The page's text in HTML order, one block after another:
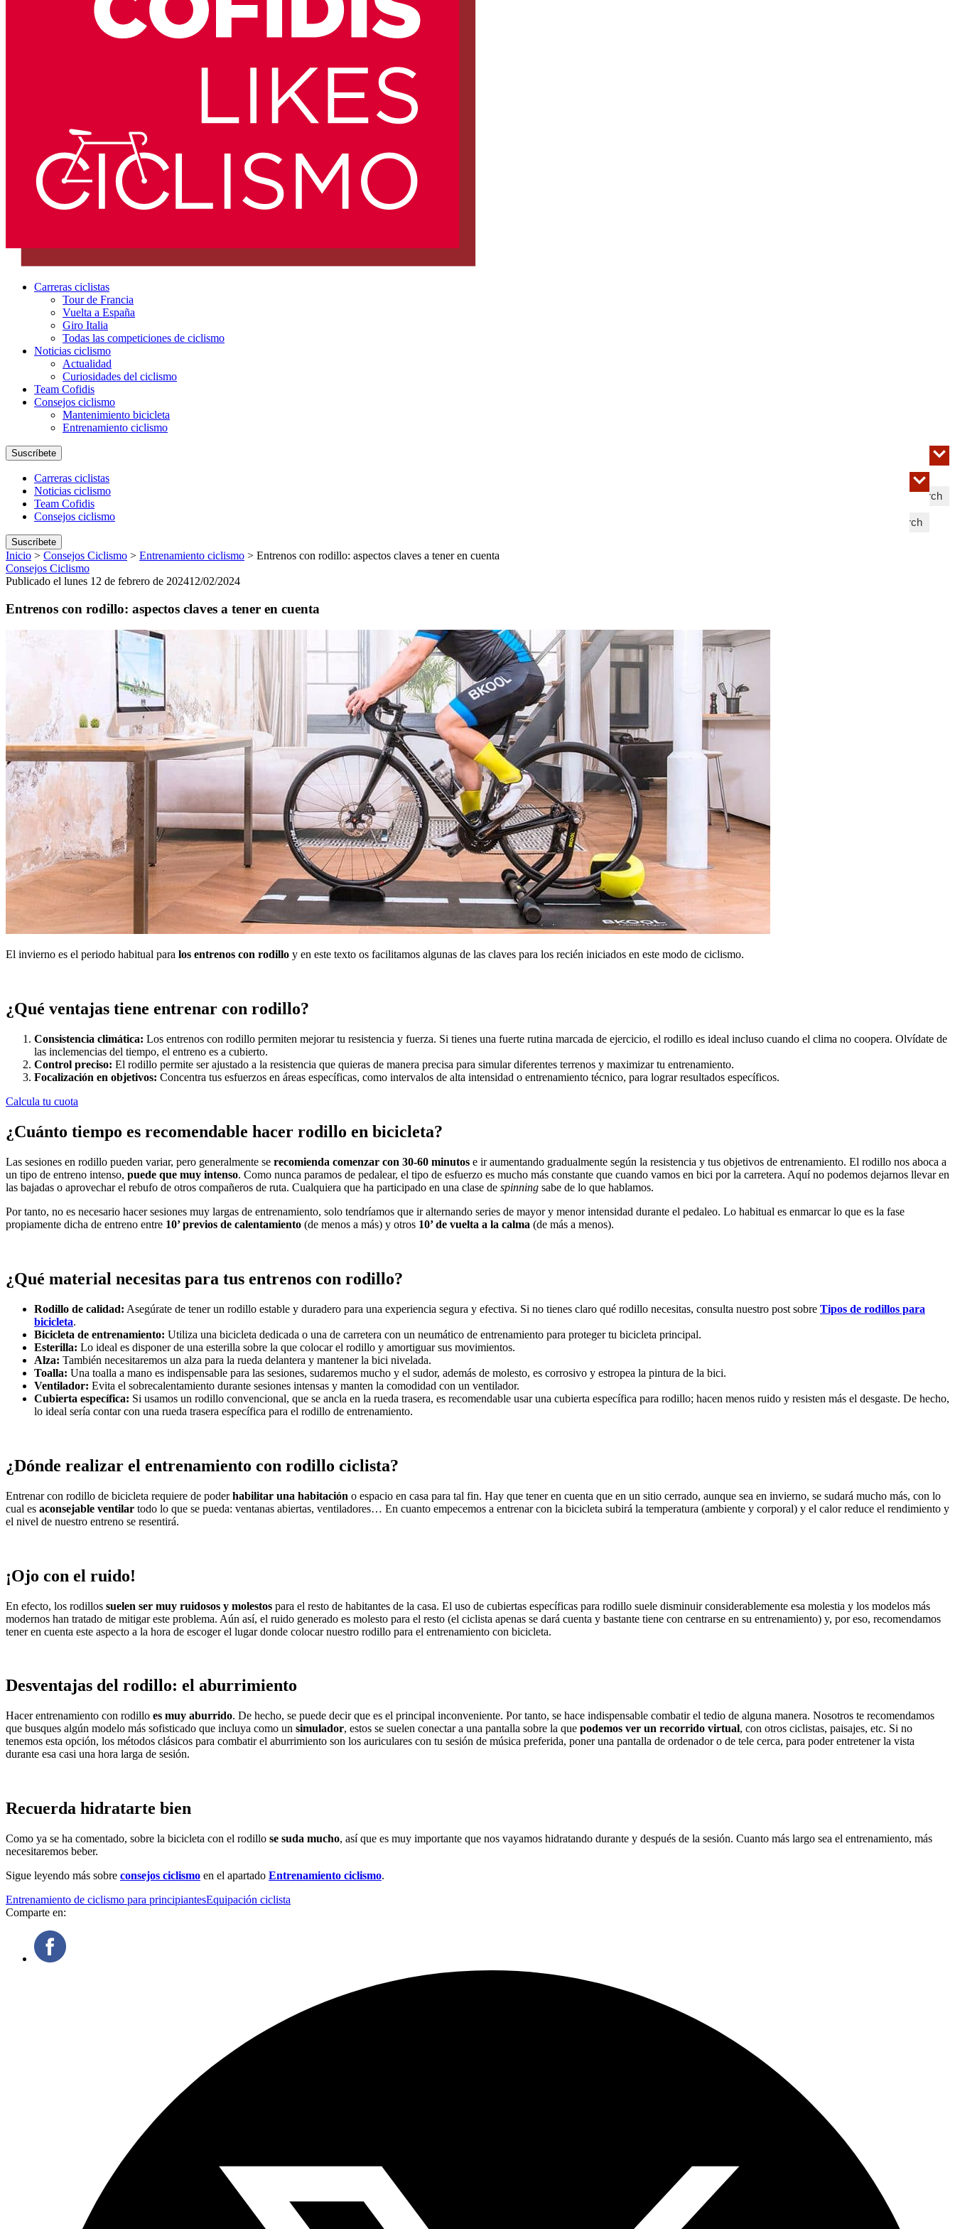
Carreras ciclistas
Tour de Francia
Vuelta a España
Giro Italia
Todas las competiciones de ciclismo
Noticias ciclismo
Actualidad
Curiosidades del ciclismo
Team Cofidis
Consejos ciclismo
Mantenimiento bicicleta
Entrenamiento ciclismo
Search
Suscríbete
Search
Carreras ciclistas
Noticias ciclismo
Team Cofidis
Consejos ciclismo
Suscríbete
Inicio > Consejos Ciclismo > Entrenamiento ciclismo > Entrenos con rodillo: aspectos claves a tener en cuenta
Consejos Ciclismo
Publicado el lunes 12 de febrero de 202412/02/2024
Entrenos con rodillo: aspectos claves a tener en cuenta
El invierno es el periodo habitual para los entrenos con rodillo y en este texto os facilitamos algunas de las claves para los recién iniciados en este modo de ciclismo.
¿Qué ventajas tiene entrenar con rodillo?
Consistencia climática: Los entrenos con rodillo permiten mejorar tu resistencia y fuerza. Si tienes una fuerte rutina marcada de ejercicio, el rodillo es ideal incluso cuando el clima no coopera. Olvídate de
las inclemencias del tiempo, el entreno es a cubierto.
Control preciso: El rodillo permite ser ajustado a la resistencia que quieras de manera precisa para simular diferentes terrenos y maximizar tu entrenamiento.
Focalización en objetivos: Concentra tus esfuerzos en áreas específicas, como intervalos de alta intensidad o entrenamiento técnico, para lograr resultados específicos.
Calcula tu cuota
¿Cuánto tiempo es recomendable hacer rodillo en bicicleta?
Las sesiones en rodillo pueden variar, pero generalmente se recomienda comenzar con 30-60 minutos e ir aumentando gradualmente según la resistencia y tus objetivos de entrenamiento. El rodillo nos aboca a
un tipo de entreno intenso, puede que muy intenso. Como nunca paramos de pedalear, el tipo de esfuerzo es mucho más constante que cuando vamos en bici por la carretera. Aquí no podemos dejarnos llevar en
las bajadas o aprovechar el rebufo de otros compañeros de ruta. Cualquiera que ha participado en una clase de spinning sabe de lo que hablamos.
Por tanto, no es necesario hacer sesiones muy largas de entrenamiento, solo tendríamos que ir alternando series de mayor y menor intensidad durante el pedaleo. Lo habitual es enmarcar lo que es la fase
propiamente dicha de entreno entre 10’ previos de calentamiento (de menos a más) y otros 10’ de vuelta a la calma (de más a menos).
¿Qué material necesitas para tus entrenos con rodillo?
Rodillo de calidad: Asegúrate de tener un rodillo estable y duradero para una experiencia segura y efectiva. Si no tienes claro qué rodillo necesitas, consulta nuestro post sobre Tipos de rodillos para
bicicleta.
Bicicleta de entrenamiento: Utiliza una bicicleta dedicada o una de carretera con un neumático de entrenamiento para proteger tu bicicleta principal.
Esterilla: Lo ideal es disponer de una esterilla sobre la que colocar el rodillo y amortiguar sus movimientos.
Alza: También necesitaremos un alza para la rueda delantera y mantener la bici nivelada.
Toalla: Una toalla a mano es indispensable para las sesiones, sudaremos mucho y el sudor, además de molesto, es corrosivo y estropea la pintura de la bici.
Ventilador: Evita el sobrecalentamiento durante sesiones intensas y manten la comodidad con un ventilador.
Cubierta específica: Si usamos un rodillo convencional, que se ancla en la rueda trasera, es recomendable usar una cubierta específica para rodillo; hacen menos ruido y resisten más el desgaste. De hecho,
lo ideal sería contar con una rueda trasera específica para el rodillo de entrenamiento.
¿Dónde realizar el entrenamiento con rodillo ciclista?
Entrenar con rodillo de bicicleta requiere de poderhabilitar una habitación o espacio en casa para tal fin. Hay que tener en cuenta que en un sitio cerrado, aunque sea en invierno, se sudará mucho más, con lo
cual es aconsejable ventilar todo lo que se pueda: ventanas abiertas, ventiladores… En cuanto empecemos a entrenar con la bicicleta subirá la temperatura (ambiente y corporal) y el calor reduce el rendimiento y
el nivel de nuestro entreno se resentirá.
¡Ojo con el ruido!
En efecto, los rodillos suelen ser muy ruidosos y molestos para el resto de habitantes de la casa. El uso de cubiertas específicas para rodillo suele disminuir considerablemente esa molestia y los modelos más
modernos han tratado de mitigar este problema. Aún así, el ruido generado es molesto para el resto (el ciclista apenas se dará cuenta y bastante tiene con centrarse en su entrenamiento) y, por eso, recomendamos
tener en cuenta este aspecto a la hora de escoger el lugar donde colocar nuestro rodillo para el entrenamiento con bicicleta.
Desventajas del rodillo: el aburrimiento
Hacer entrenamiento con rodillo es muy aburrido. De hecho, se puede decir que es el principal inconveniente. Por tanto, se hace indispensable combatir el tedio de alguna manera. Nosotros te recomendamos
que busques algún modelo más sofisticado que incluya como un simulador, estos se suelen conectar a una pantalla sobre la que podemos ver un recorrido virtual, con otros ciclistas, paisajes, etc. Si no
tenemos esta opción, los métodos clásicos para combatir el aburrimiento son los auriculares con tu sesión de música preferida, poner una pantalla de ordenador o de tele cerca, para poder entretener la vista
durante esa casi una hora larga de sesión.
Recuerda hidratarte bien
Como ya se ha comentado, sobre la bicicleta con el rodillo se suda mucho, así que es muy importante que nos vayamos hidratando durante y después de la sesión. Cuanto más largo sea el entrenamiento, más
necesitaremos beber.
Sigue leyendo más sobre consejos ciclismo en el apartado Entrenamiento ciclismo.
Entrenamiento de ciclismo para principiantesEquipación ciclista
Comparte en: